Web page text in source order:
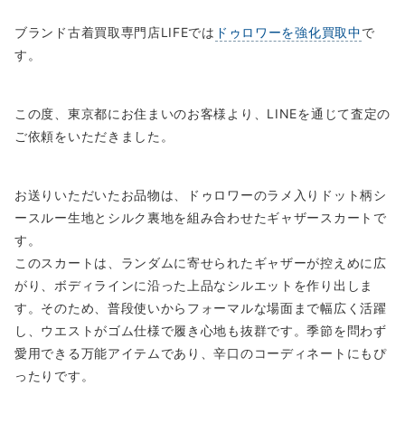
ブランド古着買取専門店LIFEでは ドゥロワーを強化買取中で
す。
この度、東京都にお住まいのお客様より、LINEを通じて査定の
ご依頼をいただきました。
お送りいただいたお品物は、ドゥロワーのラメ入りドット柄シ
ースルー生地とシルク裏地を組み合わせたギャザースカートで
す。
このスカートは、ランダムに寄せられたギャザーが控えめに広
がり、ボディラインに沿った上品なシルエットを作り出しま
す。そのため、普段使いからフォーマルな場面まで幅広く活躍
し、ウエストがゴム仕様で履き心地も抜群です。季節を問わず
愛用できる万能アイテムであり、辛口のコーディネートにもぴ
ったりです。